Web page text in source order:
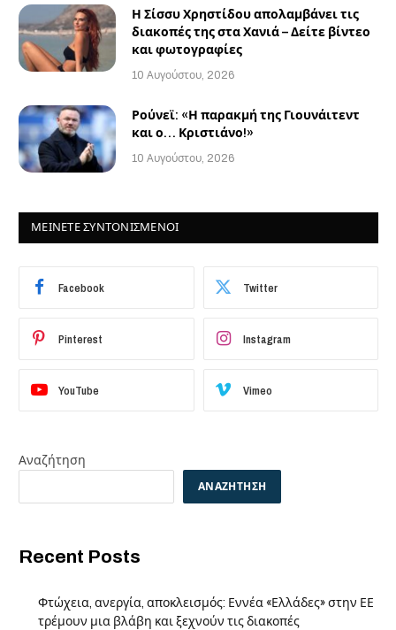
Η Σίσσυ Χρηστίδου απολαμβάνει τις
διακοπές της στα Χανιά – Δείτε βίντεο
και φωτογραφίες
10 Αυγούστου, 2026
Ρούνεϊ: «Η παρακμή της Γιουνάιτεντ
και ο… Κριστιάνο!»
10 Αυγούστου, 2026
ΜΕΙΝΕΤΕ ΣΥΝΤΟΝΙΣΜΕΝΟΙ
Facebook Twitter
Pinterest Instagram
YouTube Vimeo
Αναζήτηση
ΑΝΑΖΉΤΗΣΗ
Recent Posts
Φτώχεια, ανεργία, αποκλεισμός: Εννέα «Ελλάδες» στην ΕΕ
τρέμουν μια βλάβη και ξεχνούν τις διακοπές